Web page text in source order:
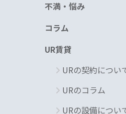
不満・悩み
コラム
UR賃貸
URの契約につい
URのコラム
URの設備につい